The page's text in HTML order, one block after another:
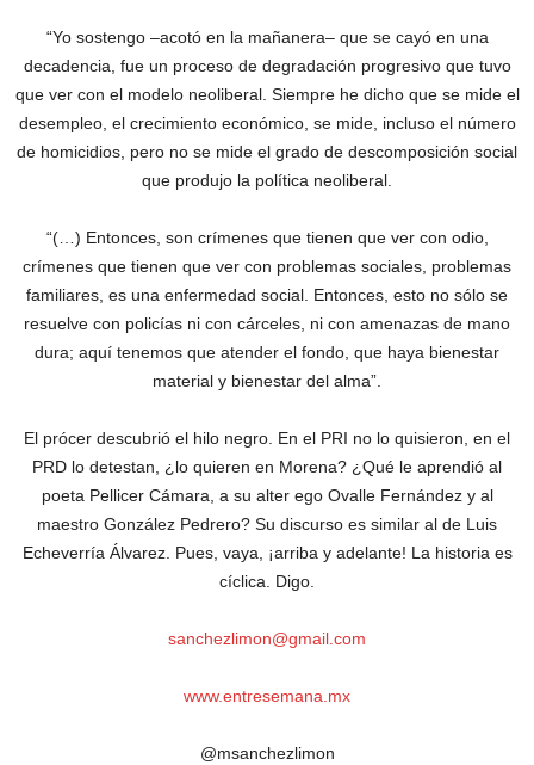
“Yo sostengo –acotó en la mañanera– que se cayó en una
decadencia, fue un proceso de degradación progresivo que tuvo
que ver con el modelo neoliberal. Siempre he dicho que se mide el
desempleo, el crecimiento económico, se mide, incluso el número
de homicidios, pero no se mide el grado de descomposición social
que produjo la política neoliberal.
“(…) Entonces, son crímenes que tienen que ver con odio,
crímenes que tienen que ver con problemas sociales, problemas
familiares, es una enfermedad social. Entonces, esto no sólo se
resuelve con policías ni con cárceles, ni con amenazas de mano
dura; aquí tenemos que atender el fondo, que haya bienestar
material y bienestar del alma”.
El prócer descubrió el hilo negro. En el PRI no lo quisieron, en el
PRD lo detestan, ¿lo quieren en Morena? ¿Qué le aprendió al
poeta Pellicer Cámara, a su alter ego Ovalle Fernández y al
maestro González Pedrero? Su discurso es similar al de Luis
Echeverría Álvarez. Pues, vaya, ¡arriba y adelante! La historia es
cíclica. Digo.
sanchezlimon@gmail.com
www.entresemana.mx
@msanchezlimon